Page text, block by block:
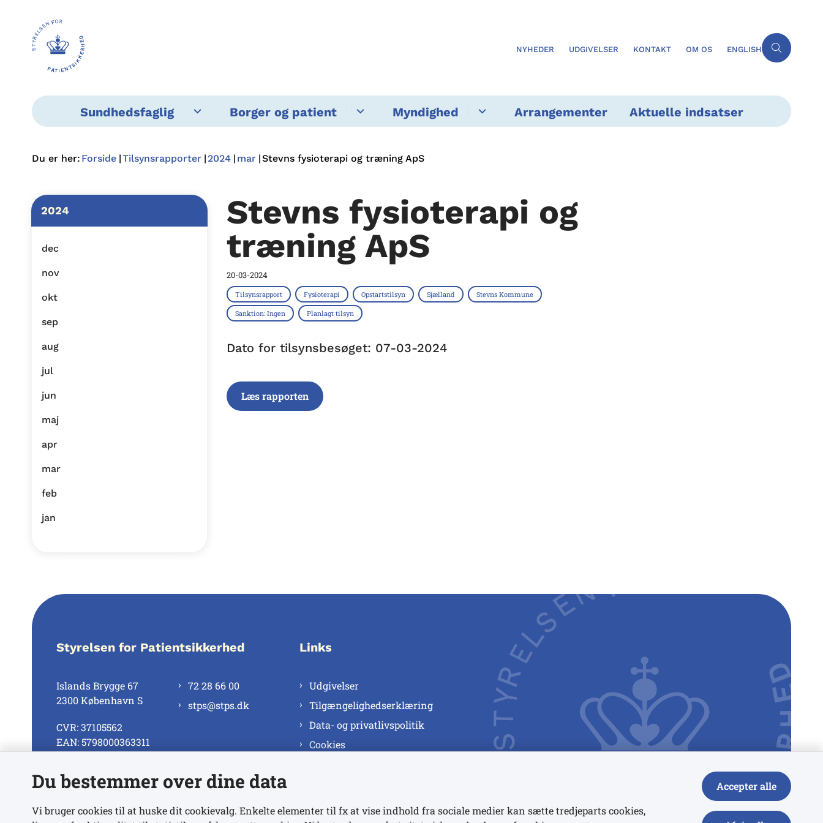
NYHEDER UDGIVELSER KONTAKT OM OS ENGLISH
Sundhedsfaglig Borger og patient Myndighed Arrangementer Aktuelle indsatser
Du er her: Forside Tilsynsrapporter 2024 mar Stevns fysioterapi og træning ApS
2024
dec
nov
okt
sep
aug
jul
jun
maj
apr
mar
feb
jan
Stevns fysioterapi og
træning ApS
20-03-2024
Tilsynsrapport Fysioterapi Opstartstilsyn Sjælland Stevns Kommune
Sanktion: Ingen Planlagt tilsyn
Dato for tilsynsbesøget: 07-03-2024
Læs rapporten
Styrelsen for Patientsikkerhed
Islands Brygge 67
2300 København S
CVR: 37105562
EAN: 5798000363311
72 28 66 00
stps@stps.dk
Se alle kontaktnumre
Links
Udgivelser
Tilgængelighedserklæring
Data- og privatlivspolitik
Cookies
Du bestemmer over dine data
Vi bruger cookies til at huske dit cookievalg. Enkelte elementer til fx at vise indhold fra sociale medier kan sætte tredjeparts cookies,
Accepter alle